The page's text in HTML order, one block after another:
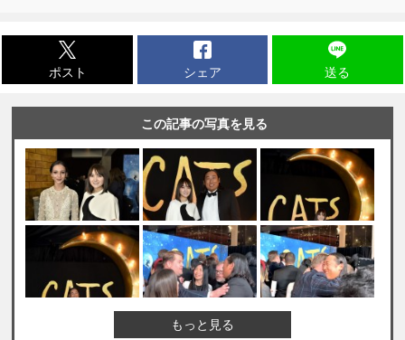
ポスト シェア 送る
この記事の写真を見る
もっと見る